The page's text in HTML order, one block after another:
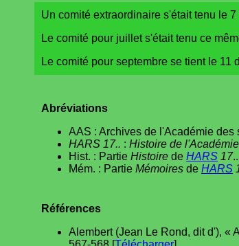
Un comité extraordinaire s'était tenu le 7
Le comité pour juillet s'était tenu ce
Le comité pour septembre se tient le 11
Abréviations
AAS : Archives de l'Académie des
HARS 17.. : Histoire de
Hist. : Partie Histoire de HARS 17..
Mém. : Partie Mémoires de HARS
Références
Alembert (Jean Le Rond, dit d'), «